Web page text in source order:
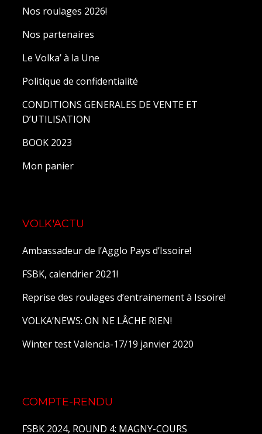
Nos roulages 2026!
Nos partenaires
Le Volka’ à la Une
Politique de confidentialité
CONDITIONS GENERALES DE VENTE ET
D’UTILISATION
BOOK 2023
Mon panier
VOLK'ACTU
Ambassadeur de l’Agglo Pays d’Issoire!
FSBK, calendrier 2021!
Reprise des roulages d’entrainement à Issoire!
VOLKA’NEWS: ON NE LÂCHE RIEN!
Winter test Valencia-17/19 janvier 2020
COMPTE-RENDU
FSBK 2024, ROUND 4: MAGNY-COURS